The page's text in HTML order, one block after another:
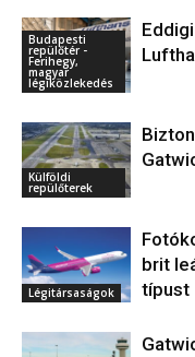
Budapesti
repülőtér -
Ferihegy,
magyar
légiközlekedés
Külföldi
repülőterek
Légitársaságok
brit
típust